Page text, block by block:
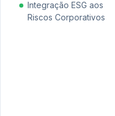
Integração ESG aos
Riscos Corporativos